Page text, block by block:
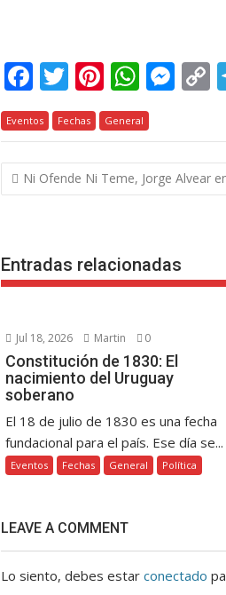
F
ac
e
b
o
T
w
itt
er
Pi
nt
er
e
st
W
h
at
s
A
M
ss
e
n
y
Eventos Fechas General
Navegación
de
Ni Ofende Ni Teme, Jorge Alvear
Entradas relacionadas
Jul 18, 2026 Martin 0
Constitución de 1830: El
nacimiento del Uruguay
soberano
El 18 de julio de 1830 es una fecha
fundacional para el país. Ese día se...
Eventos Fechas General Política
LEAVE A COMMENT
Lo siento, debes estarconectado